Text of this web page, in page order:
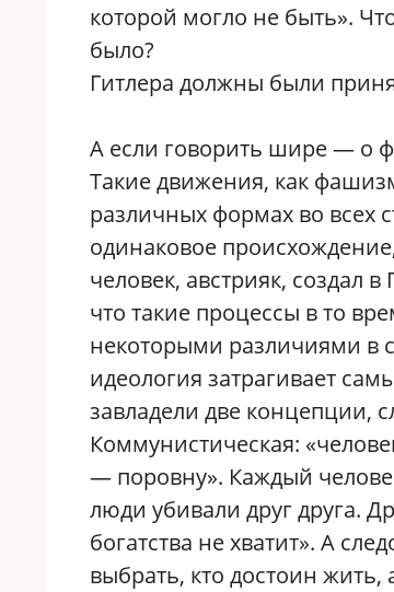
которой могло не быть».
было?
Гитлера должны были
А если говорить шире — о
Такие движения, как
различных формах во всех
одинаковое
человек, австрияк, создал
что такие процессы в то
некоторыми различиями в
идеология затрагивает
завладели две концепции,
Коммунистическая:
— поровну». Каждый
люди убивали друг друга.
богатства не хватит». А
выбрать, кто достоин жить,